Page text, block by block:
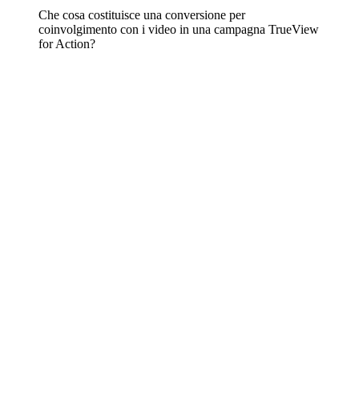
Che cosa costituisce una conversione per
coinvolgimento con i video in una campagna TrueView
for Action?